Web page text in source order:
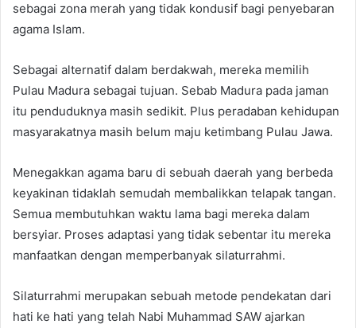
sebagai zona merah yang tidak kondusif bagi penyebaran
agama Islam.
Sebagai alternatif dalam berdakwah, mereka memilih
Pulau Madura sebagai tujuan. Sebab Madura pada jaman
itu penduduknya masih sedikit. Plus peradaban kehidupan
masyarakatnya masih belum maju ketimbang Pulau Jawa.
Menegakkan agama baru di sebuah daerah yang berbeda
keyakinan tidaklah semudah membalikkan telapak tangan.
Semua membutuhkan waktu lama bagi mereka dalam
bersyiar. Proses adaptasi yang tidak sebentar itu mereka
manfaatkan dengan memperbanyak silaturrahmi.
Silaturrahmi merupakan sebuah metode pendekatan dari
hati ke hati yang telah Nabi Muhammad SAW ajarkan